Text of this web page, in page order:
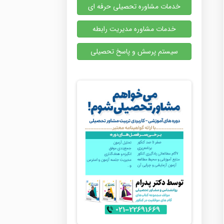
خدمات مشاوره تحصیلی حرفه ای
خدمات مشاوره مدیریت رابطه
سیستم پرسش و پاسخ تحصیلی